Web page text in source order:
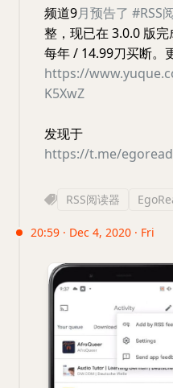
频道9月预告了 #RSS
整，现已在 3.0.0 版
每年 / 14.99刀买断。
https://
K5XwZ
发现于
https://t.me/
RSS阅读器
20:59 · Dec 4, 2020 · Fri